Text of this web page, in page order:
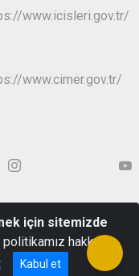
için sitemizde
hakkında
Kabul et